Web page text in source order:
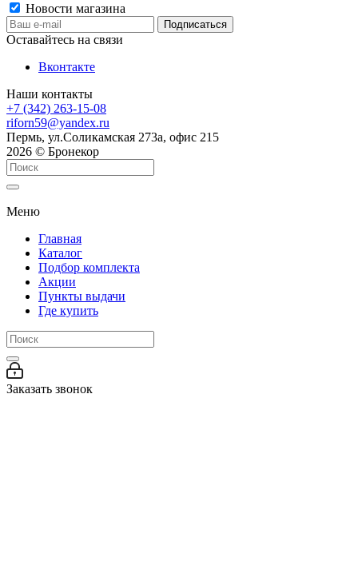
Новости магазина
Оставайтесь на связи
Вконтакте
Наши контакты
+7 (342) 263-15-08
riforn59@yandex.ru
Пермь, ул.Соликамская 273а, офис 215
2026 © Бронекор
Меню
Главная
Каталог
Подбор комплекта
Акции
Пункты выдачи
Где купить
Заказать звонок